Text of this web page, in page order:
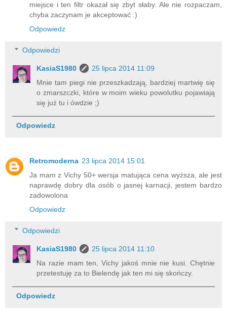
miejsce i ten filtr okazał się zbyt słaby. Ale nie rozpaczam,
chyba zaczynam je akceptować :)
Odpowiedz
Odpowiedzi
KasiaS1980
25 lipca 2014 11:09
Mnie tam piegi nie przeszkadzają, bardziej martwię się
o zmarszczki, które w moim wieku powolutku pojawiają
się już tu i ówdzie ;)
Odpowiedz
Retromoderna 23 lipca 2014 15:01
Ja mam z Vichy 50+ wersja matująca cena wyższa, ale jest
naprawdę dobry dla osób o jasnej karnacji, jestem bardzo
zadowolona
Odpowiedz
Odpowiedzi
KasiaS1980
25 lipca 2014 11:10
Na razie mam ten, Vichy jakoś mnie nie kusi. Chętnie
przetestuję za to Bielendę jak ten mi się skończy.
Odpowiedz